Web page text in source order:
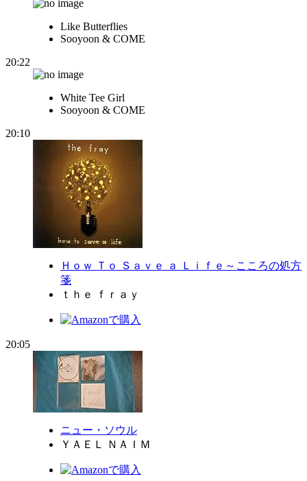
Like Butterflies
Sooyoon & COME
20:22
White Tee Girl
Sooyoon & COME
20:10
Ｈｏｗ Ｔｏ Ｓａｖｅ ａ Ｌｉｆｅ～こころの処方
箋
ｔｈｅ ｆｒａｙ
20:05
ニュー・ソウル
ＹＡＥＬ ＮＡＩＭ